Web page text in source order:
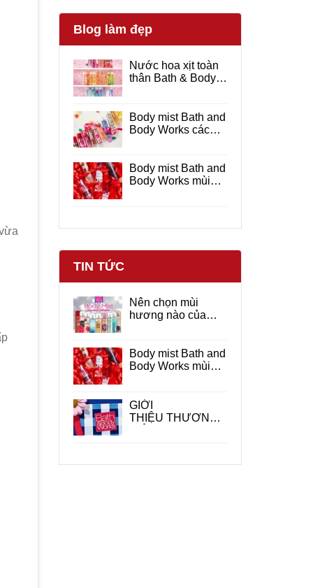
Blog làm đẹp
Nước hoa xịt toàn
thân Bath & Body
Body mist Bath and
Body Works các
Body mist Bath and
Body Works mùi
TIN TỨC
Nên chọn mùi
hương nào của
Body mist Bath and
Body Works mùi
GIỚI
THIỆU THƯƠNG